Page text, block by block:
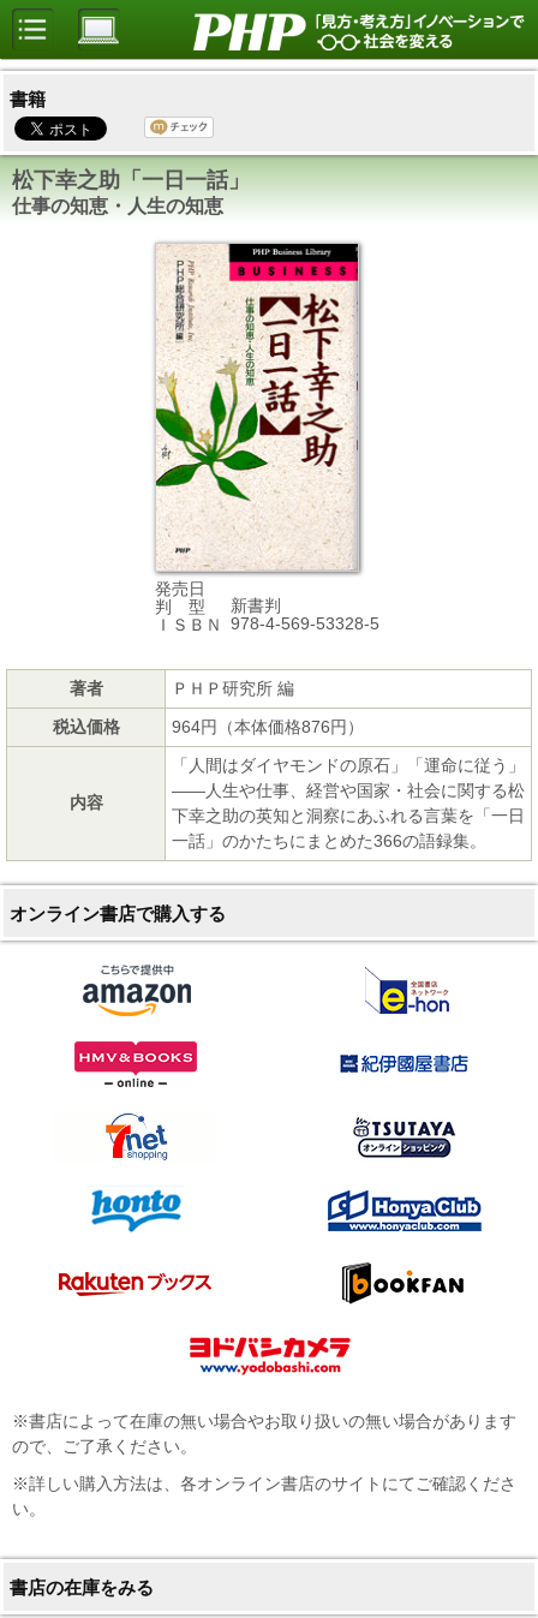
書籍
松下幸之助「一日一話」
仕事の知恵・人生の知恵
発売日
判 型
新書判
ＩＳＢＮ
978-4-569-53328-5
著者
ＰＨＰ研究所 編
税込価格
964円（本体価格876円）
内容
「人間はダイヤモンドの原石」「運命に従う」
――人生や仕事、経営や国家・社会に関する松
下幸之助の英知と洞察にあふれる言葉を「一日
一話」のかたちにまとめた366の語録集。
オンライン書店で購入する
※書店によって在庫の無い場合やお取り扱いの無い場合があります
ので、ご了承ください。
※詳しい購入方法は、各オンライン書店のサイトにてご確認くださ
い。
書店の在庫をみる